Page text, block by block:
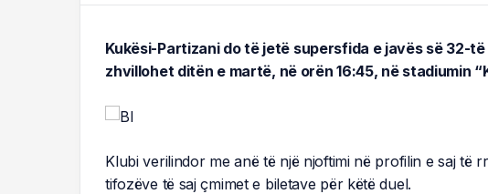
Kukësi-Partizani do të jetë supersfida e javës së 32-
zhvillohet ditën e martë, në orën 16:45, në stadiumin
Klubi verilindor me anë të një njoftimi në profilin e saj të
tifozëve të saj çmimet e biletave për këtë duel.